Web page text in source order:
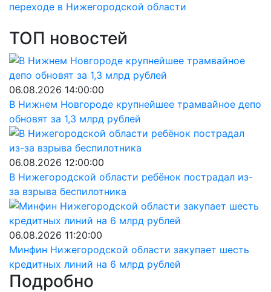
переходе в Нижегородской области
ТОП новостей
06.08.2026 14:00:00
В Нижнем Новгороде крупнейшее трамвайное депо
обновят за 1,3 млрд рублей
06.08.2026 12:00:00
В Нижегородской области ребёнок пострадал из-
за взрыва беспилотника
06.08.2026 11:20:00
Минфин Нижегородской области закупает шесть
кредитных линий на 6 млрд рублей
Подробно